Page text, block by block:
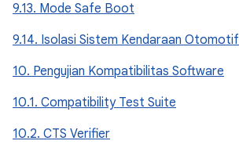
9.13. Mode Safe Boot
9.14. Isolasi Sistem Kendaraan Otomotif
10. Pengujian Kompatibilitas Software
10.1. Compatibility Test Suite
10.2. CTS Verifier